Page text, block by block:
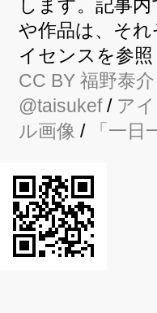
します。記事
や作品は、そ
イセンスを参照
CC BY 福野泰介
@taisukef/ ア
ル画像 / 「一日